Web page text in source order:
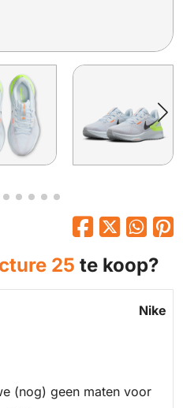
25 te koop?
Nike
(nog) geen maten voor